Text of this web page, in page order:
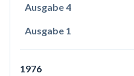
Ausgabe 4
Ausgabe 1
1976